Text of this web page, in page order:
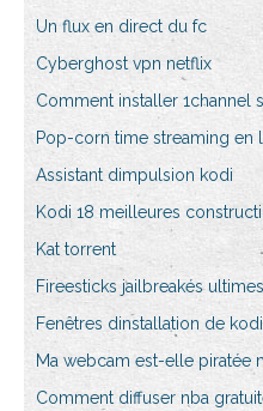
Un flux en direct du fc
Cyberghost vpn netflix
Comment installer 1channel
Pop-corn time streaming en
Assistant dimpulsion kodi
Kodi 18 meilleures
Kat torrent
Fireesticks jailbreakés ultimes
Fenêtres dinstallation de kodi
Ma webcam est-elle piratée
Comment diffuser nba